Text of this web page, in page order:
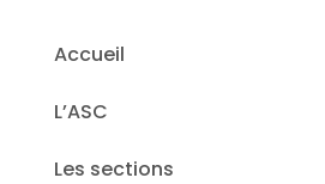
Accueil
L’ASC
Les sections